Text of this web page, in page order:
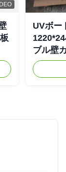
UVボー
ブル壁